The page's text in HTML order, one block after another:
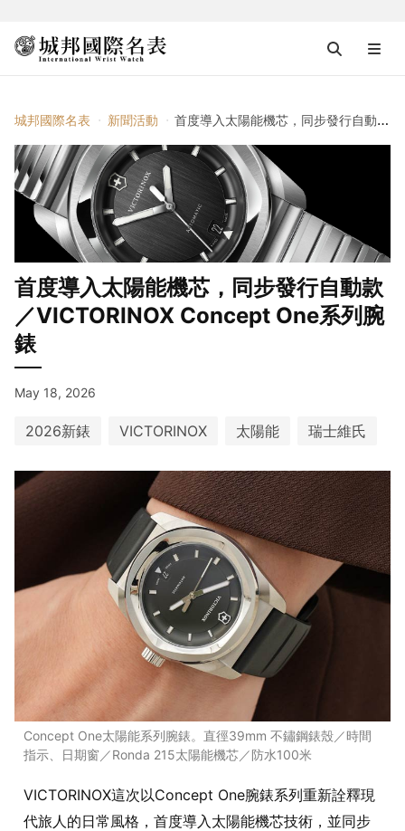
城邦國際名表 新聞活動 首度導入太陽能機芯，同步發行自動款／VICTORINOX Concept One系列腕錶
首度導入太陽能機芯，同步發行自動款
／VICTORINOX Concept One系列腕
錶
May 18, 2026
2026新錶 VICTORINOX 太陽能 瑞士維氏
Concept One太陽能系列腕錶。直徑39mm 不鏽鋼錶殼／時間
指示、日期窗／Ronda 215太陽能機芯／防水100米
VICTORINOX這次以Concept One腕錶系列重新詮釋現
代旅人的日常風格，首度導入太陽能機芯技術，並同步